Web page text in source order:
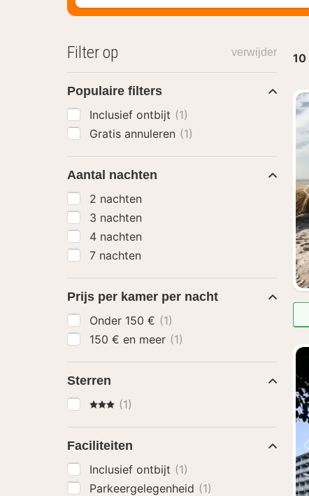
10
Filter op verwijder
Populaire filters
Inclusief ontbijt (1)
Gratis annuleren (1)
Aantal nachten
2 nachten
3 nachten
4 nachten
7 nachten
Prijs per kamer per nacht
Onder 150 € (1)
150 € en meer (1)
Sterren
3 Sterren
(1)
Faciliteiten
Inclusief ontbijt (1)
Parkeergelegenheid (1)